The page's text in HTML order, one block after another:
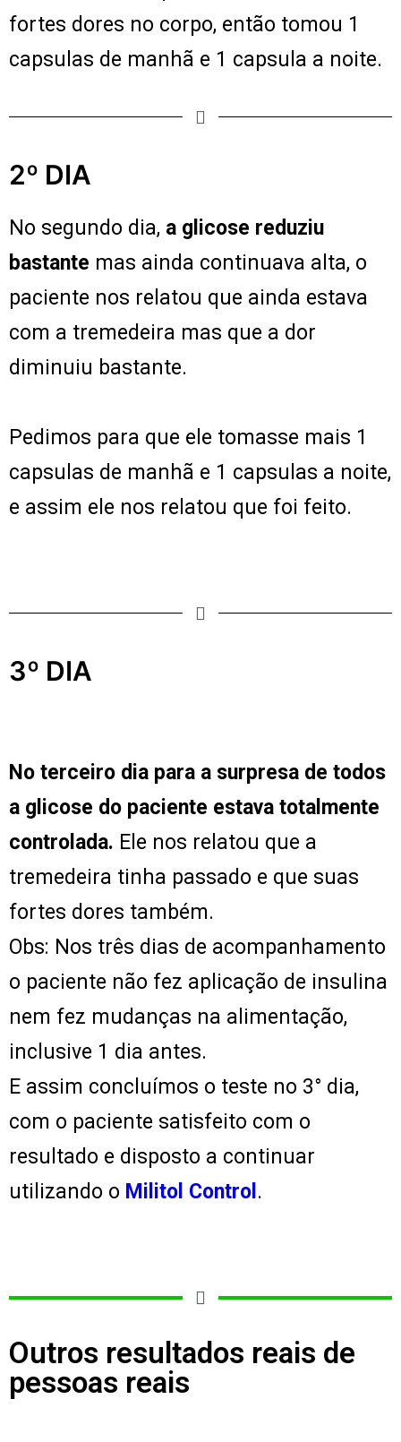
fortes dores no corpo, então tomou 1
capsulas de manhã e 1 capsula a noite.
2º DIA
No segundo dia, a glicose reduziu
bastante mas ainda continuava alta, o
paciente nos relatou que ainda estava
com a tremedeira mas que a dor
diminuiu bastante.
Pedimos para que ele tomasse mais 1
capsulas de manhã e 1 capsulas a noite,
e assim ele nos relatou que foi feito.
3º DIA
No terceiro dia para a surpresa de todos
a glicose do paciente estava totalmente
controlada. Ele nos relatou que a
tremedeira tinha passado e que suas
fortes dores também.
Obs: Nos três dias de acompanhamento
o paciente não fez aplicação de insulina
nem fez mudanças na alimentação,
inclusive 1 dia antes.
E assim concluímos o teste no 3° dia,
com o paciente satisfeito com o
resultado e disposto a continuar
utilizando o Militol Control .
Outros resultados reais de
pessoas reais